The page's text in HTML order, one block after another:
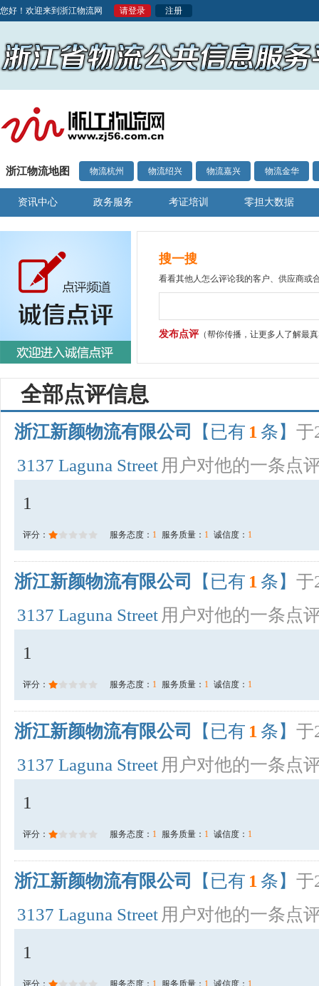
您好！欢迎来到浙江物流网 请登录 注册
浙江物流地图 物流杭州 物流绍兴 物流嘉兴 物流金华
资讯中心 政务服务 考证培训 零担大数据
搜一搜
看看其他人怎么评论我的客户、供应商或
发布点评（帮你传播，让更多人了解最
全部点评信息
浙江新颜物流有限公司 【已有 1 条】 于
3137 Laguna Street 用户对他的一条点
1
评分： 服务态度： 1 服务质量： 1 诚信度： 1
浙江新颜物流有限公司 【已有 1 条】 于
3137 Laguna Street 用户对他的一条点
1
评分： 服务态度： 1 服务质量： 1 诚信度： 1
浙江新颜物流有限公司 【已有 1 条】 于
3137 Laguna Street 用户对他的一条点
1
评分： 服务态度： 1 服务质量： 1 诚信度： 1
浙江新颜物流有限公司 【已有 1 条】 于
3137 Laguna Street 用户对他的一条点
1
评分： 服务态度： 1 服务质量： 1 诚信度： 1